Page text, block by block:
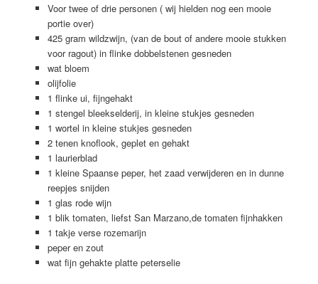
Voor twee of drie personen ( wij hielden nog een mooie
portie over)
425 gram wildzwijn, (van de bout of andere mooie stukken
voor ragout) in flinke dobbelstenen gesneden
wat bloem
olijfolie
1 flinke ui, fijngehakt
1 stengel bleekselderij, in kleine stukjes gesneden
1 wortel in kleine stukjes gesneden
2 tenen knoflook, geplet en gehakt
1 laurierblad
1 kleine Spaanse peper, het zaad verwijderen en in dunne
reepjes snijden
1 glas rode wijn
1 blik tomaten, liefst San Marzano,de tomaten fijnhakken
1 takje verse rozemarijn
peper en zout
wat fijn gehakte platte peterselie